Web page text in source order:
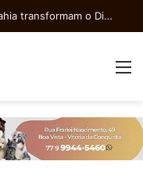
Chocolates de origem do Sul da Bahia transformam o Dia dos Pais numa experiência de sabor e afeto